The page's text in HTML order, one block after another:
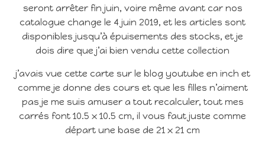
seront arrêter fin juin, voire même avant car nos
catalogue change le 4 juin 2019, et les articles sont
disponibles jusqu’à épuisements des stocks, et je
dois dire que j’ai bien vendu cette collection
j’avais vue cette carte sur le blog youtube en inch et
comme je donne des cours et que les filles n’aiment
pas je me suis amuser a tout recalculer, tout mes
carrés font 10.5 x 10.5 cm, il vous faut juste comme
départ une base de 21 x 21 cm